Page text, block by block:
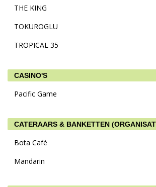
THE KING
TOKUROGLU
TROPICAL 35
CASINO'S
Pacific Game
CATERAARS & BANKETTEN
Bota Café
Mandarin